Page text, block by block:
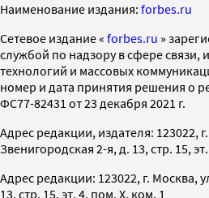
Наименование издания: forbes.ru
Cетевое издание « forbes.ru »
службой по надзору в сфере
технологий и массовых
номер и дата принятия решения о
ФС77-82431 от 23 декабря 2021 г.
Адрес редакции, издателя: 123022,
Звенигородская 2-я, д. 13, стр. 15,
Адрес редакции: 123022, г. Москва,
13, стр. 15, эт. 4, пом. X, ком. 1